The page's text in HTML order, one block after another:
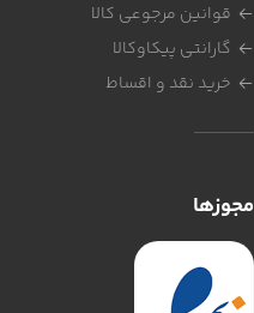
قوانین مرجوعی کالا
گارانتی پیکاوکالا
خرید نقد و اقساط
مجوزها